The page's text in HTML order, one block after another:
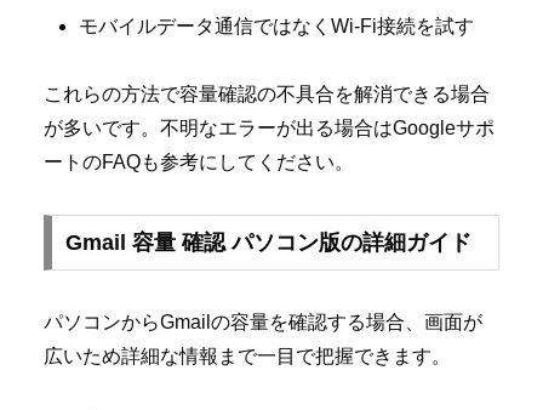
モバイルデータ通信ではなくWi-Fi接続を試す
これらの方法で容量確認の不具合を解消できる場合
が多いです。不明なエラーが出る場合はGoogleサポ
ートのFAQも参考にしてください。
Gmail 容量 確認 パソコン版の詳細ガイド
パソコンからGmailの容量を確認する場合、画面が
広いため詳細な情報まで一目で把握できます。